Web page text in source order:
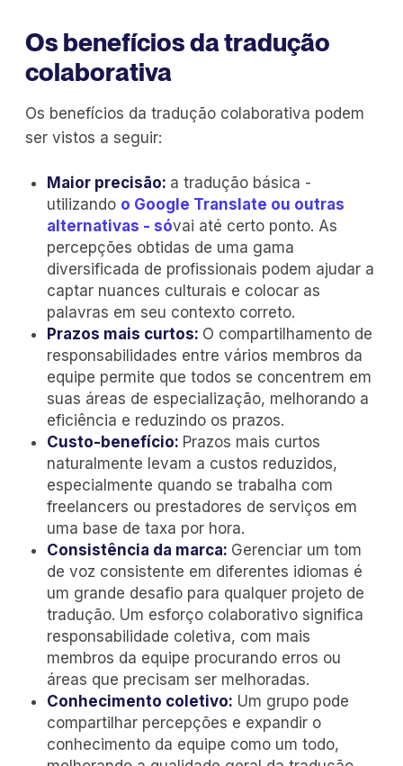
Os benefícios da tradução
colaborativa
Os benefícios da tradução colaborativa podem
ser vistos a seguir:
Maior precisão: a tradução básica -
utilizando o Google Translate ou outras
alternativas - sóvai até certo ponto. As
percepções obtidas de uma gama
diversificada de profissionais podem ajudar a
captar nuances culturais e colocar as
palavras em seu contexto correto.
Prazos mais curtos: O compartilhamento de
responsabilidades entre vários membros da
equipe permite que todos se concentrem em
suas áreas de especialização, melhorando a
eficiência e reduzindo os prazos.
Custo-benefício: Prazos mais curtos
naturalmente levam a custos reduzidos,
especialmente quando se trabalha com
freelancers ou prestadores de serviços em
uma base de taxa por hora.
Consistência da marca: Gerenciar um tom
de voz consistente em diferentes idiomas é
um grande desafio para qualquer projeto de
tradução. Um esforço colaborativo significa
responsabilidade coletiva, com mais
membros da equipe procurando erros ou
áreas que precisam ser melhoradas.
Conhecimento coletivo: Um grupo pode
compartilhar percepções e expandir o
conhecimento da equipe como um todo,